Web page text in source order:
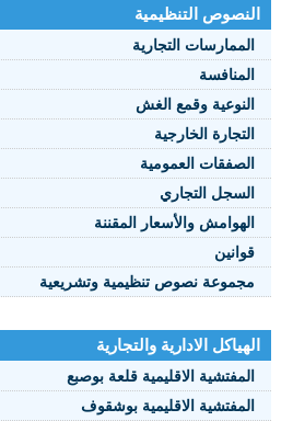
النصوص التنظيمية
الممارسات التجارية
المنافسة
النوعية وقمع الغش
التجارة الخارجية
الصفقات العمومية
السجل التجاري
الهوامش والأسعار المقننة
قوانين
مجموعة نصوص تنظيمية وتشريعية
الهياكل الادارية والتجارية
المفتشية الاقليمية قلعة بوصبع
المفتشية الاقليمية بوشقوف